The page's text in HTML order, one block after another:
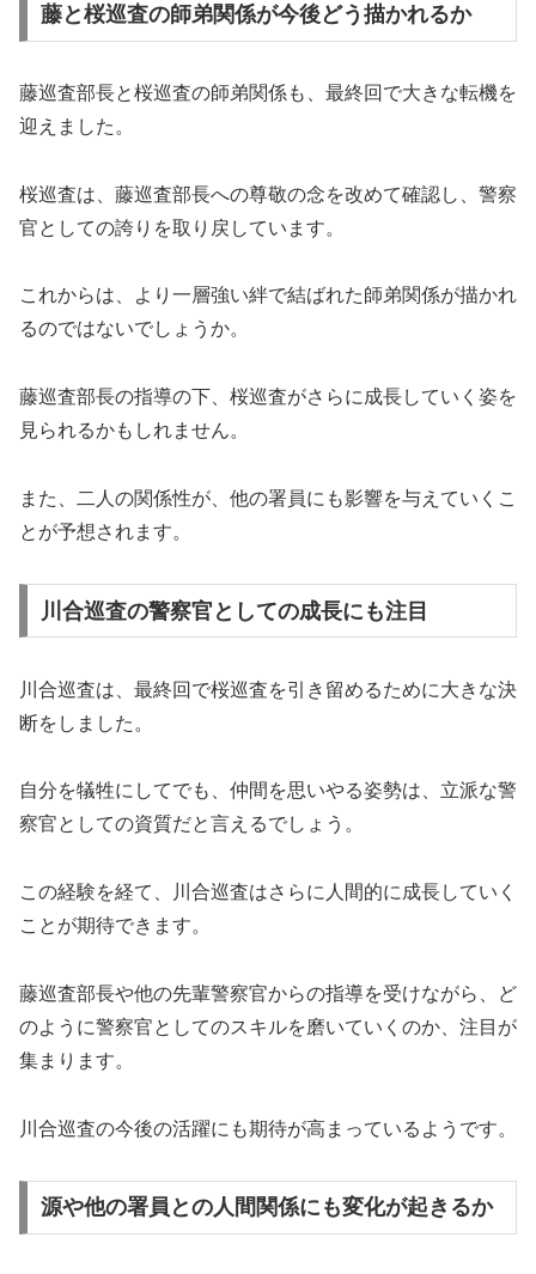
藤と桜巡査の師弟関係が今後どう描かれるか
藤巡査部長と桜巡査の師弟関係も、最終回で大きな転機を
迎えました。
桜巡査は、藤巡査部長への尊敬の念を改めて確認し、警察
官としての誇りを取り戻しています。
これからは、より一層強い絆で結ばれた師弟関係が描かれ
るのではないでしょうか。
藤巡査部長の指導の下、桜巡査がさらに成長していく姿を
見られるかもしれません。
また、二人の関係性が、他の署員にも影響を与えていくこ
とが予想されます。
川合巡査の警察官としての成長にも注目
川合巡査は、最終回で桜巡査を引き留めるために大きな決
断をしました。
自分を犠牲にしてでも、仲間を思いやる姿勢は、立派な警
察官としての資質だと言えるでしょう。
この経験を経て、川合巡査はさらに人間的に成長していく
ことが期待できます。
藤巡査部長や他の先輩警察官からの指導を受けながら、ど
のように警察官としてのスキルを磨いていくのか、注目が
集まります。
川合巡査の今後の活躍にも期待が高まっているようです。
源や他の署員との人間関係にも変化が起きるか